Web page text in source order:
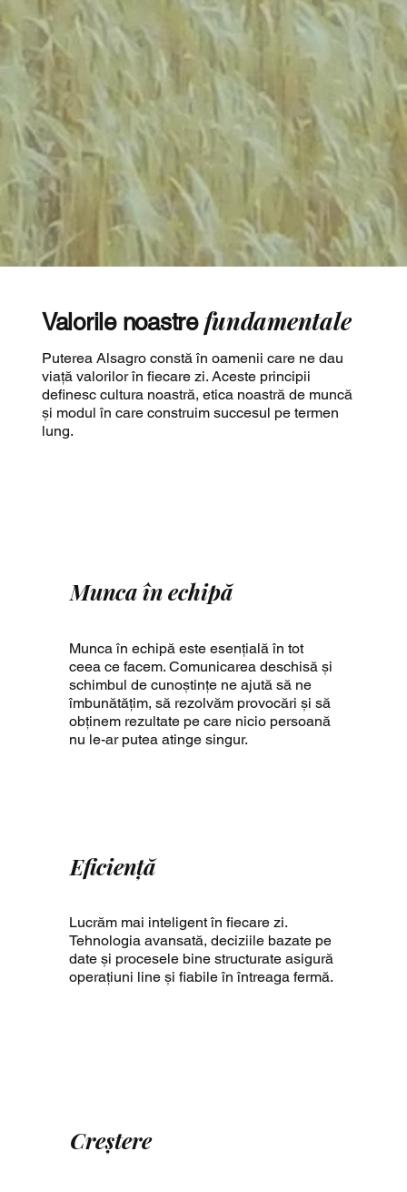
Valorile noastre fundamentale
Puterea Alsagro constă în oamenii care ne dau
viață valorilor în fiecare zi. Aceste principii
definesc cultura noastră, etica noastră de muncă
și modul în care construim succesul pe termen
lung.
Munca în echipă
Munca în echipă este esențială în tot
ceea ce facem. Comunicarea deschisă și
schimbul de cunoștințe ne ajută să ne
îmbunătățim, să rezolvăm provocări și să
obținem rezultate pe care nicio persoană
nu le-ar putea atinge singur.
Eficienţă
Lucrăm mai inteligent în fiecare zi.
Tehnologia avansată, deciziile bazate pe
date și procesele bine structurate asigură
operațiuni line și fiabile în întreaga fermă.
Creştere